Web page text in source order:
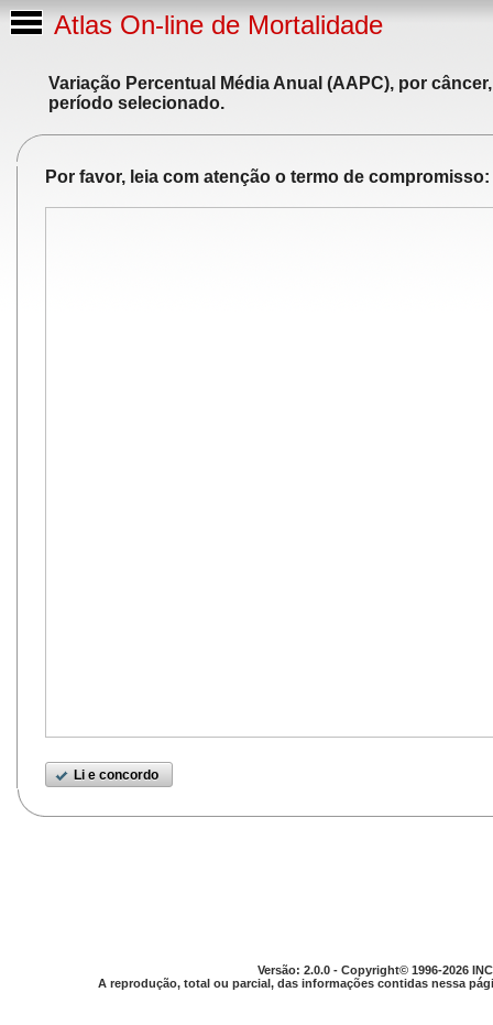
Atlas On-line de Mortalidade
Variação Percentual Média Anual (AAPC), por
período selecionado.
Por favor, leia com atenção o termo de compromisso:
Li e concordo
Versão: 2.0.0 - Copyright© 1996-2026
A reprodução, total ou parcial, das informações contidas nessa